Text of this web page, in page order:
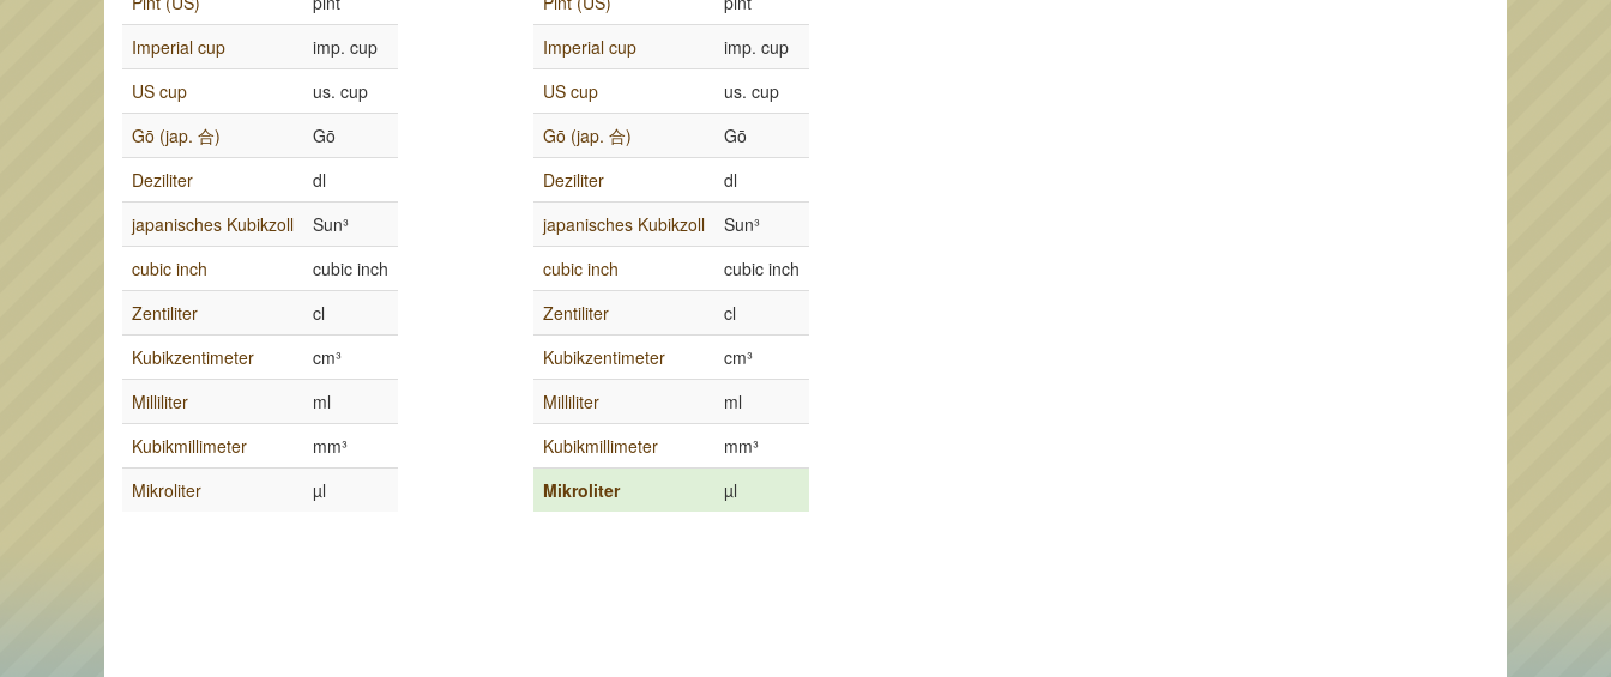
Imperial cup
imp. cup
US cup
us. cup
Gō (jap. 合)
Gō
Deziliter
dl
japanisches Kubikzoll
Sun³
cubic inch
cubic inch
Zentiliter
cl
Kubikzentimeter
cm³
Milliliter
ml
Kubikmillimeter
mm³
Mikroliter
µl
Imperial cup
imp. cup
US cup
us. cup
Gō (jap. 合)
Gō
Deziliter
dl
japanisches Kubikzoll
Sun³
cubic inch
cubic inch
Zentiliter
cl
Kubikzentimeter
cm³
Milliliter
ml
Kubikmillimeter
mm³
Mikroliter
µl